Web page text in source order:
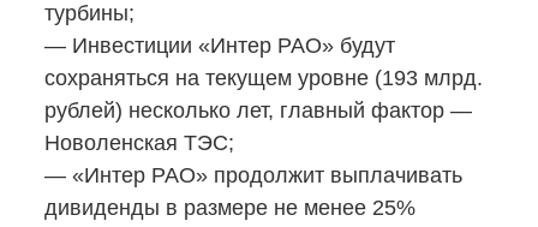
турбины;
— Инвестиции «Интер РАО» будут
сохраняться на текущем уровне (193 млрд.
рублей) несколько лет, главный фактор —
Новоленская ТЭС;
— «Интер РАО» продолжит выплачивать
дивиденды в размере не менее 25%